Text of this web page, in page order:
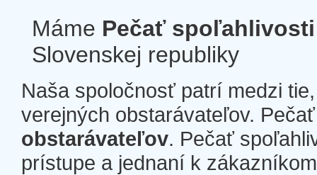
Máme Pečať spoľahlivosti
Slovenskej republiky
Naša spoločnosť patrí medzi
verejných obstarávateľov.
obstarávateľov. Pečať
prístupe a jednaní k